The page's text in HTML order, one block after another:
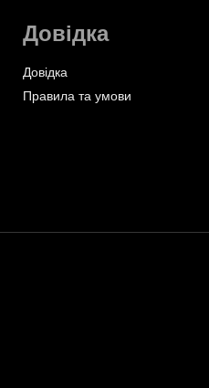
Довідка
Довідка
Правила та умови